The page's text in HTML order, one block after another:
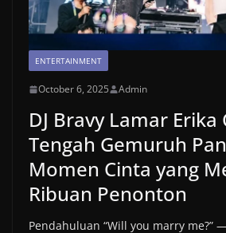
ENTERTAINMENT
October 6, 2025 Admin
DJ Bravy Lamar Erika
Tengah Gemuruh
Momen Cinta yang
Ribuan Penonton
Pendahuluan “Will you marry me?”